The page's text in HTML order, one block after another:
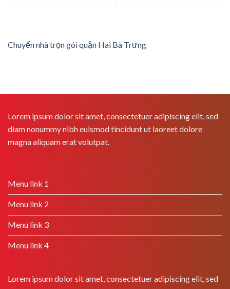
Chuyển nhà trọn gói quận Hai Bà Trưng
Lorem ipsum dolor sit amet, consectetuer adipiscing elit, sed
diam nonummy nibh euismod tincidunt ut laoreet dolore
magna aliquam erat volutpat.
Menu link 1
Menu link 2
Menu link 3
Menu link 4
Lorem ipsum dolor sit amet, consectetuer adipiscing elit, sed